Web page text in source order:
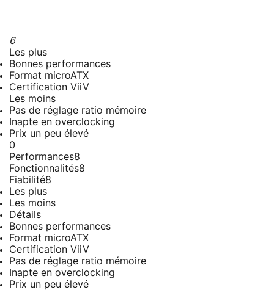
6
Les plus
Bonnes performances
Format microATX
Certification ViiV
Les moins
Pas de réglage ratio mémoire
Inapte en overclocking
Prix un peu élevé
0
Performances8
Fonctionnalités8
Fiabilité8
Les plus
Les moins
Détails
Bonnes performances
Format microATX
Certification ViiV
Pas de réglage ratio mémoire
Inapte en overclocking
Prix un peu élevé